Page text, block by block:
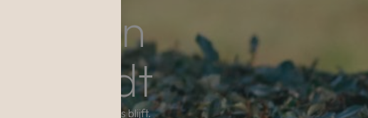
je tuin
houdt
bloeien en in balans blijft.